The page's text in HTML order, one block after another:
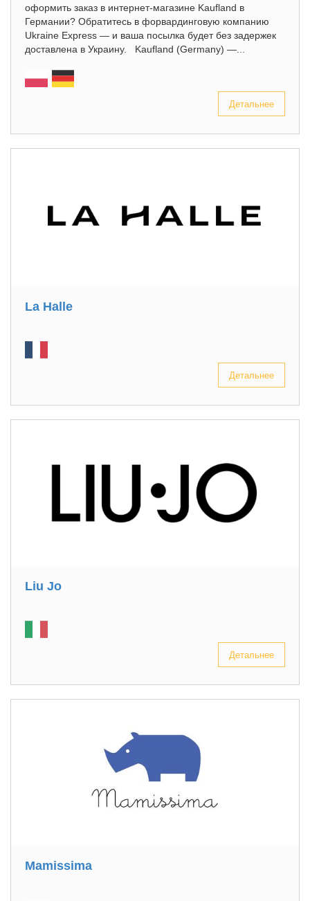
оформить заказ в интернет-магазине Kaufland в
Германии? Обратитесь в форвардинговую компанию
Ukraine Express — и ваша посылка будет без задержек
доставлена в Украину. Kaufland (Germany) —...
Детальнее
La Halle
Детальнее
Liu Jo
Детальнее
Mamissima